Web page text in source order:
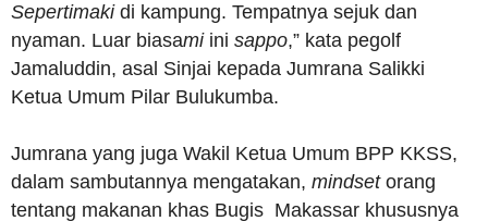
Sepertimakidi kampung. Tempatnya sejuk dan
nyaman. Luar biasami ini sappo,” kata pegolf
Jamaluddin, asal Sinjai kepada Jumrana Salikki
Ketua Umum Pilar Bulukumba.
Jumrana yang juga Wakil Ketua Umum BPP KKSS,
dalam sambutannya mengatakan, mindsetorang
tentang makanan khas Bugis Makassar khususnya